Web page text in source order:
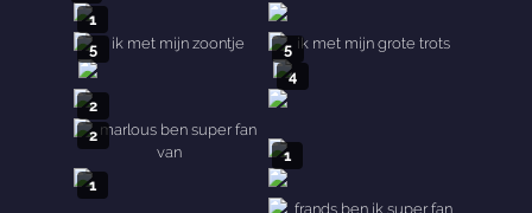
1
5
5
4
2
2
1
1